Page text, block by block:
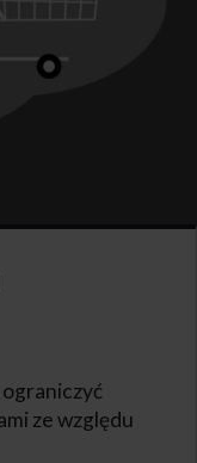
ograniczyć
ze względu